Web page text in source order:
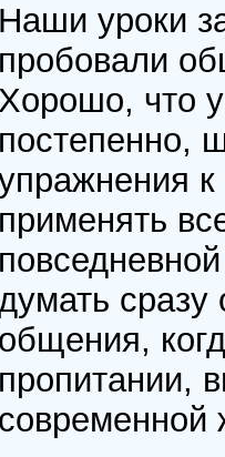
Наши уроки
пробовали
Хорошо, что
постепенно,
применять
сразу
общения,
пропитании,
современной